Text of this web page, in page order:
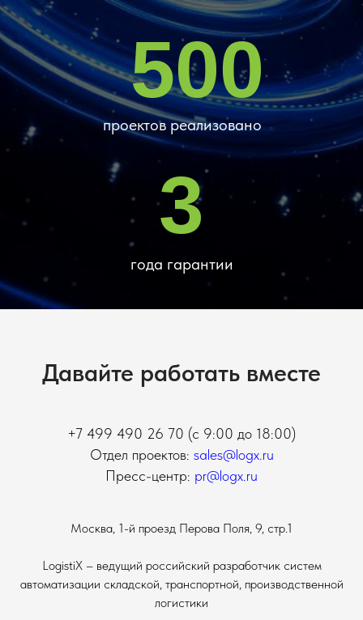
500
проектов реализовано
3
года гарантии
Давайте работать вместе
+7 499 490 26 70 (с 9:00 до 18:00)
Отдел проектов: sales@logx.ru
Пресс-центр: pr@logx.ru
Москва, 1-й проезд Перова Поля, 9, стр.1
LogistiX – ведущий российский разработчик систем
автоматизации складской, транспортной, производственной
логистики